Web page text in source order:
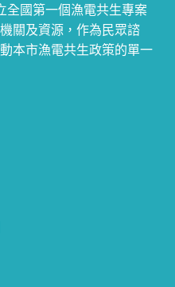
全國第一個漁電共生專案
關及資源，作為民眾諮
本市漁電共生政策的單一